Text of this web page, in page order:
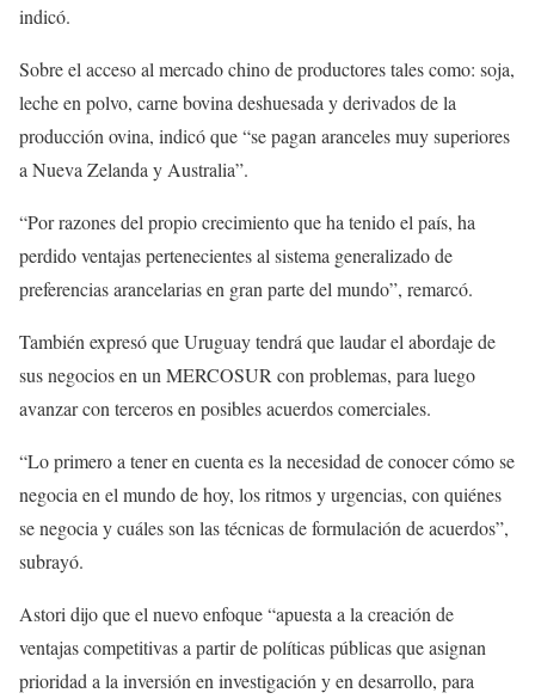
indicó.
Sobre el acceso al mercado chino de productores tales como: soja,
leche en polvo, carne bovina deshuesada y derivados de la
producción ovina, indicó que “se pagan aranceles muy superiores
a Nueva Zelanda y Australia”.
“Por razones del propio crecimiento que ha tenido el país, ha
perdido ventajas pertenecientes al sistema generalizado de
preferencias arancelarias en gran parte del mundo”, remarcó.
También expresó que Uruguay tendrá que laudar el abordaje de
sus negocios en un MERCOSUR con problemas, para luego
avanzar con terceros en posibles acuerdos comerciales.
“Lo primero a tener en cuenta es la necesidad de conocer cómo se
negocia en el mundo de hoy, los ritmos y urgencias, con quiénes
se negocia y cuáles son las técnicas de formulación de acuerdos”,
subrayó.
Astori dijo que el nuevo enfoque “apuesta a la creación de
ventajas competitivas a partir de políticas públicas que asignan
prioridad a la inversión en investigación y en desarrollo, para